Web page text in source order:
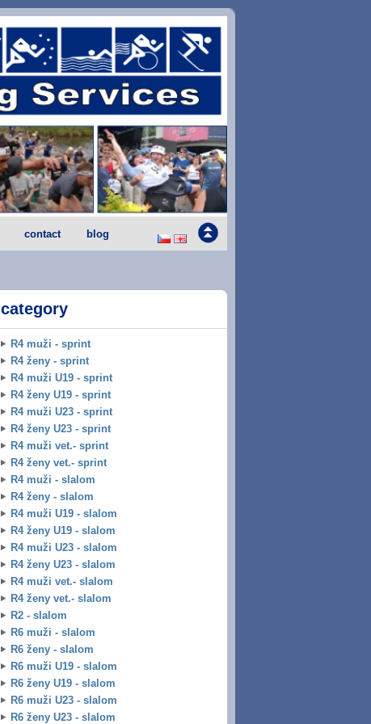
contact blog
category
R4 muži - sprint
R4 ženy - sprint
R4 muži U19 - sprint
R4 ženy U19 - sprint
R4 muži U23 - sprint
R4 ženy U23 - sprint
R4 muži vet.- sprint
R4 ženy vet.- sprint
R4 muži - slalom
R4 ženy - slalom
R4 muži U19 - slalom
R4 ženy U19 - slalom
R4 muži U23 - slalom
R4 ženy U23 - slalom
R4 muži vet.- slalom
R4 ženy vet.- slalom
R2 - slalom
R6 muži - slalom
R6 ženy - slalom
R6 muži U19 - slalom
R6 ženy U19 - slalom
R6 muži U23 - slalom
R6 ženy U23 - slalom